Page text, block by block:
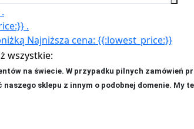
.
.
Najniższa cena: {{:lowest_price:}}
wszystkie:
na świecie. W przypadku pilnych zamówień
sklepu z innym o podobnej domenie. My